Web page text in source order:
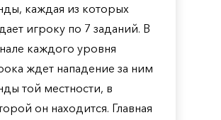
каждая из которых
игроку по 7 заданий. В
каждого уровня
ждет нападение за ним
той местности, в
он находится. Главная